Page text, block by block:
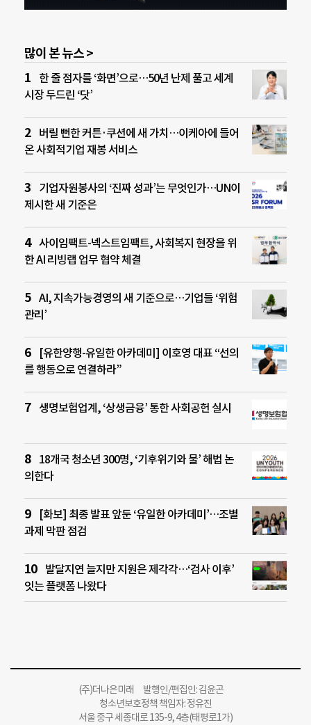
많이 본 뉴스 >
한 줄 점자를 ‘화면’으로…50년 난제 풀고 세계
시장 두드린 ‘닷’
버릴 뻔한 커튼·쿠션에 새 가치…이케아에 들어
온 사회적기업 재봉 서비스
기업자원봉사의 ‘진짜 성과’는 무엇인가…UN이
제시한 새 기준은
사이임팩트-넥스트임팩트, 사회복지 현장을 위
한 AI 리빙랩 업무 협약 체결
AI, 지속가능경영의 새 기준으로…기업들 ‘위험
관리’
[유한양행-유일한 아카데미] 이호영 대표 “선의
를 행동으로 연결하라”
생명보험업계, ‘상생금융’ 통한 사회공헌 실시
18개국 청소년 300명, ‘기후위기와 물’ 해법 논
의한다
[화보] 최종 발표 앞둔 ‘유일한 아카데미’…조별
과제 막판 점검
발달지연 늘지만 지원은 제각각…‘검사 이후’
잇는 플랫폼 나왔다
(주)더나은미래 발행인/편집인: 김윤곤
청소년보호정책 책임자: 정유진
서울 중구 세종대로 135-9, 4층(태평로1가)